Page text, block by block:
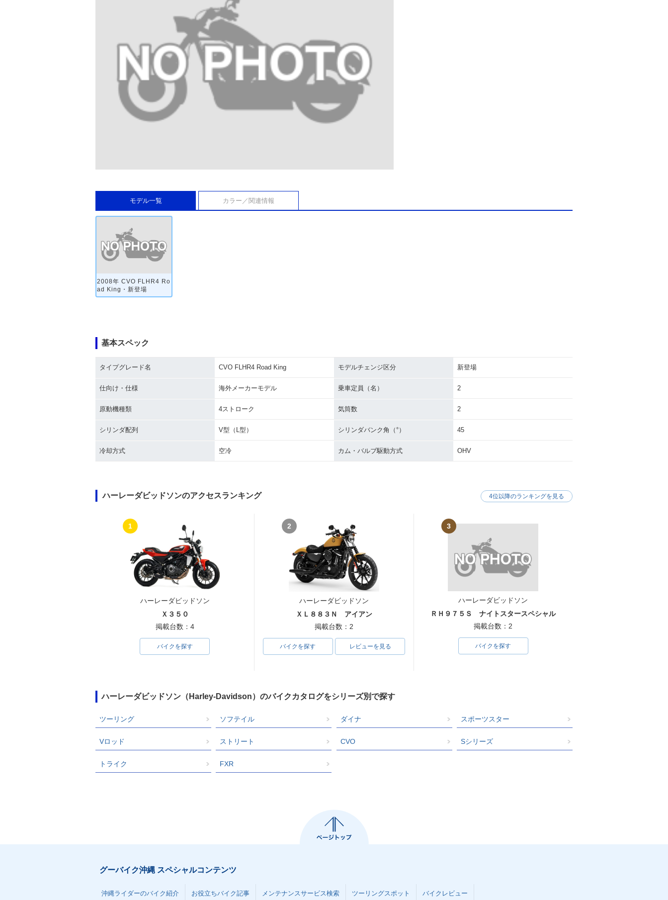
モデル一覧 カラー／関連情報
2008年 CVO FLHR4 Ro
ad King・新登場
基本スペック
タイプグレード名 CVO FLHR4 Road King モデルチェンジ区分 新登場
仕向け・仕様 海外メーカーモデル 乗車定員（名） 2
原動機種類 4ストローク 気筒数 2
シリンダ配列 V型（L型） シリンダバンク角（°） 45
冷却方式 空冷 カム・バルブ駆動方式 OHV
ハーレーダビッドソンのアクセスランキング
1
ハーレーダビッドソン
Ｘ３５０
掲載台数：4
バイクを探す
2
ハーレーダビッドソン
ＸＬ８８３Ｎ アイアン
掲載台数：2
バイクを探す レビューを見る
3
ハーレーダビッドソン
ＲＨ９７５Ｓ ナイトスタースペシャル
掲載台数：2
バイクを探す
4位以降のランキングを見る
ハーレーダビッドソン（Harley-Davidson）のバイクカタログをシリーズ別で探す
ツーリング ソフテイル ダイナ スポーツスター
Vロッド ストリート CVO Sシリーズ
トライク FXR
グーバイク沖縄 スペシャルコンテンツ
沖縄ライダーのバイク紹介 お役立ちバイク記事 メンテナンスサービス検索 ツーリングスポット バイクレビュー